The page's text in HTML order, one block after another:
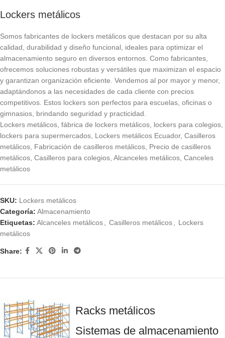
Lockers metálicos
Somos fabricantes de lockers metálicos que destacan por su alta
calidad, durabilidad y diseño funcional, ideales para optimizar el
almacenamiento seguro en diversos entornos. Como fabricantes,
ofrecemos soluciones robustas y versátiles que maximizan el espacio
y garantizan organización eficiente. Vendemos al por mayor y menor,
adaptándonos a las necesidades de cada cliente con precios
competitivos. Estos lockers son perfectos para escuelas, oficinas o
gimnasios, brindando seguridad y practicidad.
Lockers metálicos, fábrica de lockers metálicos, lockers para colegios,
lockers para supermercados, Lockers metálicos Ecuador, Casilleros
metálicos, Fabricación de casilleros metálicos, Precio de casilleros
metálicos, Casilleros para colegios, Alcanceles metálicos, Canceles
metálicos
SKU: Lockers metálicos
Categoría: Almacenamiento
Etiquetas: Alcanceles metálicos, Casilleros metálicos, Lockers
metálicos
Share:
Racks metálicos
Sistemas de almacenamiento